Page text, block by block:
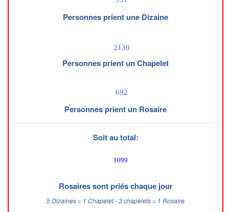
Personnes prient une Dizaine
Personnes prient un Chapelet
Personnes prient un Rosaire
Soit au total:
Rosaires sont priés chaque jour
5 Dizaines = 1 Chapelet - 3 chapelets = 1 Rosaire